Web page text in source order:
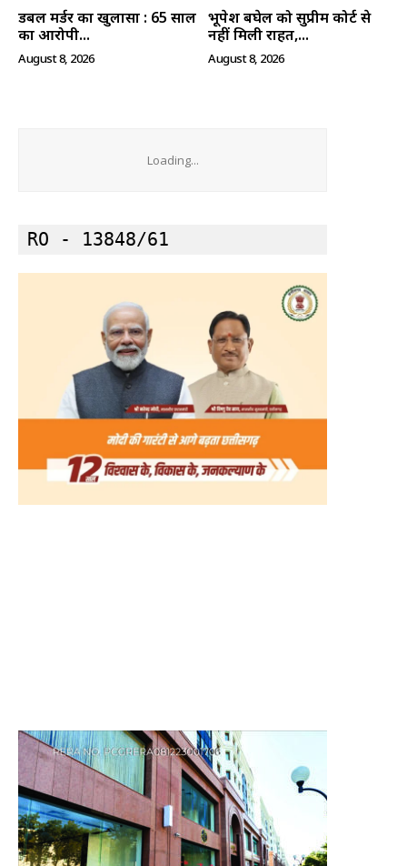
SUBSCRIBE NOW
डबल मर्डर का खुलासा : 65 साल
का आरोपी...
August 8, 2026
भूपेश बघेल को सुप्रीम कोर्ट से
नहीं मिली राहत,...
August 8, 2026
Loading...
RO - 13848/61